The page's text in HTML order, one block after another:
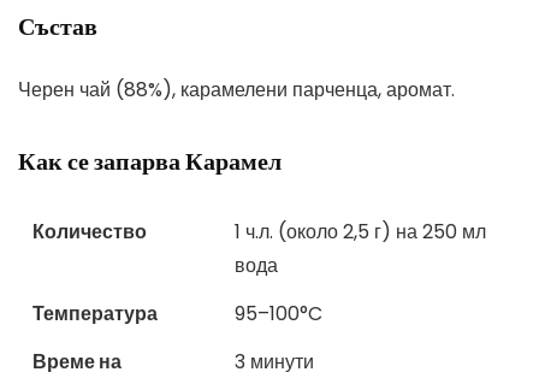
Състав
Черен чай (88%), карамелени парченца, аромат.
Как се запарва Карамел
Количество
1 ч.л. (около 2,5 г) на 250 мл
вода
Температура
95–100°C
Време на
3 минути